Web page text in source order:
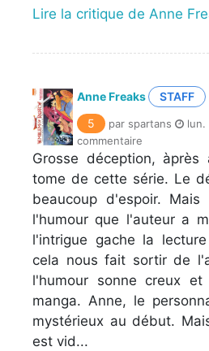
Lire la critique de Anne
Anne Freaks
STAFF
5
par spartans lun.
commentaire
Grosse déception,
tome de cette série. Le
beaucoup d'espoir. Mais
l'humour que l'auteur a
l'intrigue gache la
cela nous fait sortir de
l'humour sonne creux
manga. Anne, le
mystérieux au début.
est vid...